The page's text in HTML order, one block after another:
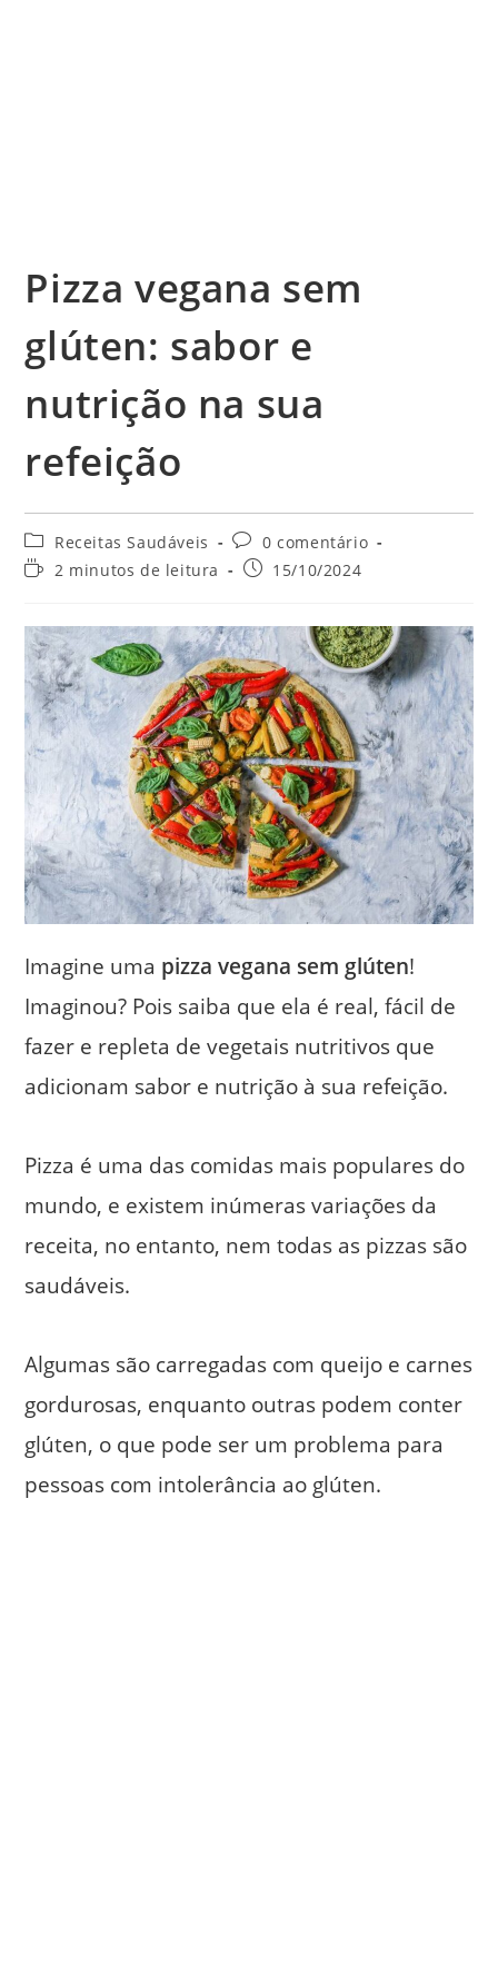
Pizza vegana sem
glúten: sabor e
nutrição na sua
refeição
Categoria
do
post:
Receitas Saudáveis
Comentários
do
post:
0 comentário
Tempo2 minutos de leitura
Post15/10/2024
Imagine uma pizza vegana sem glúten!
Imaginou? Pois saiba que ela é real, fácil de
fazer e repleta de vegetais nutritivos que
adicionam sabor e nutrição à sua refeição.
Pizza é uma das comidas mais populares do
mundo, e existem inúmeras variações da
receita, no entanto, nem todas as pizzas são
saudáveis.
Algumas são carregadas com queijo e carnes
gordurosas, enquanto outras podem conter
glúten, o que pode ser um problema para
pessoas com intolerância ao glúten.